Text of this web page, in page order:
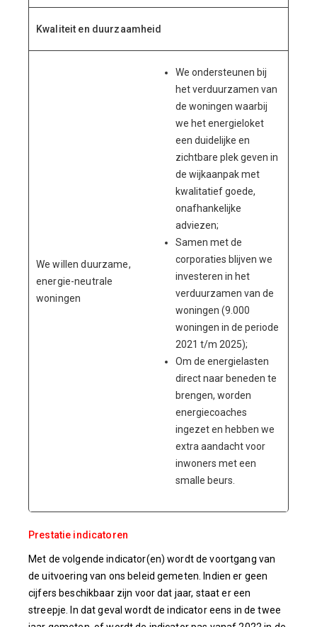
Kwaliteit en duurzaamheid
We willen duurzame,
energie-neutrale
woningen
We ondersteunen bij
het verduurzamen van
de woningen waarbij
we het energieloket
een duidelijke en
zichtbare plek geven in
de wijkaanpak met
kwalitatief goede,
onafhankelijke
adviezen;
Samen met de
corporaties blijven we
investeren in het
verduurzamen van de
woningen (9.000
woningen in de periode
2021 t/m 2025);
Om de energielasten
direct naar beneden te
brengen, worden
energiecoaches
ingezet en hebben we
extra aandacht voor
inwoners met een
smalle beurs.
Prestatie indicatoren
Met de volgende indicator(en) wordt de voortgang van
de uitvoering van ons beleid gemeten. Indien er geen
cijfers beschikbaar zijn voor dat jaar, staat er een
streepje. In dat geval wordt de indicator eens in de twee